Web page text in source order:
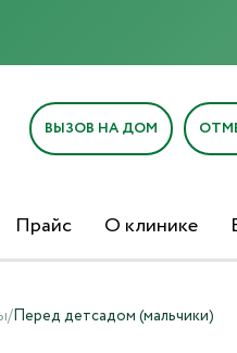
ВЫЗОВ НА ДОМ
Прайс О клинике
/Перед детсадом (мальчики)